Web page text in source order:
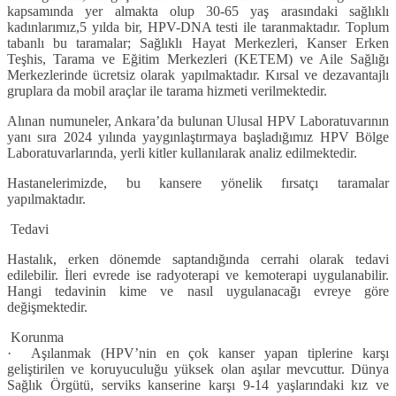
kapsamında yer almakta olup 30-65 yaş arasındaki sağlıklı
kadınlarımız,5 yılda bir, HPV-DNA testi ile taranmaktadır. Toplum
tabanlı bu taramalar; Sağlıklı Hayat Merkezleri, Kanser Erken
Teşhis, Tarama ve Eğitim Merkezleri (KETEM) ve Aile Sağlığı
Merkezlerinde ücretsiz olarak yapılmaktadır. Kırsal ve dezavantajlı
gruplara da mobil araçlar ile tarama hizmeti verilmektedir.
Alınan numuneler, Ankara’da bulunan Ulusal HPV Laboratuvarının
yanı sıra 2024 yılında yaygınlaştırmaya başladığımız HPV Bölge
Laboratuvarlarında, yerli kitler kullanılarak analiz edilmektedir.
Hastanelerimizde, bu kansere yönelik fırsatçı taramalar
yapılmaktadır.
Tedavi
Hastalık, erken dönemde saptandığında cerrahi olarak tedavi
edilebilir. İleri evrede ise radyoterapi ve kemoterapi uygulanabilir.
Hangi tedavinin kime ve nasıl uygulanacağı evreye göre
değişmektedir.
Korunma
· Aşılanmak (HPV’nin en çok kanser yapan tiplerine karşı
geliştirilen ve koruyuculuğu yüksek olan aşılar mevcuttur. Dünya
Sağlık Örgütü, serviks kanserine karşı 9-14 yaşlarındaki kız ve